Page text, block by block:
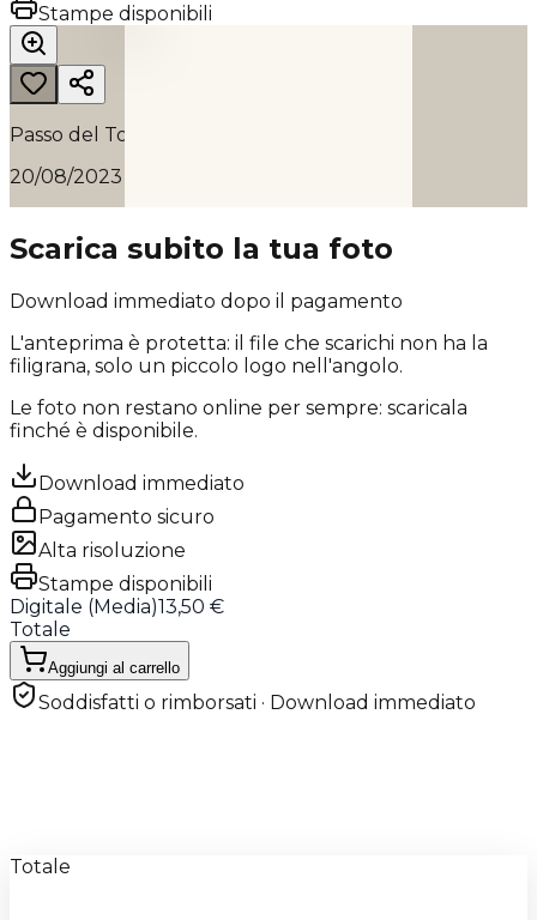
Stampe disponibili
Passo del Tomarlo
20/08/2023 15:30
Scarica subito la tua foto
Download immediato dopo il pagamento
L'anteprima è protetta: il file che scarichi non ha la
filigrana, solo un piccolo logo nell'angolo.
Le foto non restano online per sempre: scaricala
finché è disponibile.
Download immediato
Pagamento sicuro
Alta risoluzione
Stampe disponibili
Digitale (Media)13,50 €
Totale
Aggiungi al carrello
Soddisfatti o rimborsati · Download immediato
Totale